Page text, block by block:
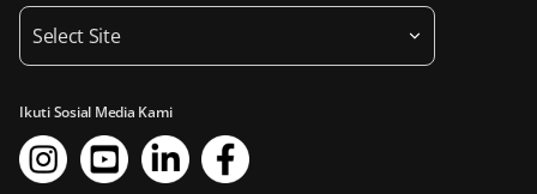
Select Site
Ikuti Sosial Media Kami